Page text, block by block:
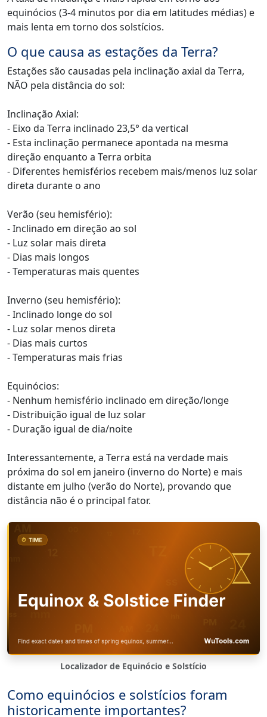
equinócios (3-4 minutos por dia em latitudes médias) e
mais lenta em torno dos solstícios.
O que causa as estações da Terra?
Estações são causadas pela inclinação axial da Terra,
NÃO pela distância do sol:
Inclinação Axial:
- Eixo da Terra inclinado 23,5° da vertical
- Esta inclinação permanece apontada na mesma
direção enquanto a Terra orbita
- Diferentes hemisférios recebem mais/menos luz solar
direta durante o ano
Verão (seu hemisfério):
- Inclinado em direção ao sol
- Luz solar mais direta
- Dias mais longos
- Temperaturas mais quentes
Inverno (seu hemisfério):
- Inclinado longe do sol
- Luz solar menos direta
- Dias mais curtos
- Temperaturas mais frias
Equinócios:
- Nenhum hemisfério inclinado em direção/longe
- Distribuição igual de luz solar
- Duração igual de dia/noite
Interessantemente, a Terra está na verdade mais
próxima do sol em janeiro (inverno do Norte) e mais
distante em julho (verão do Norte), provando que
distância não é o principal fator.
Localizador de Equinócio e Solstício
Como equinócios e solstícios foram
historicamente importantes?